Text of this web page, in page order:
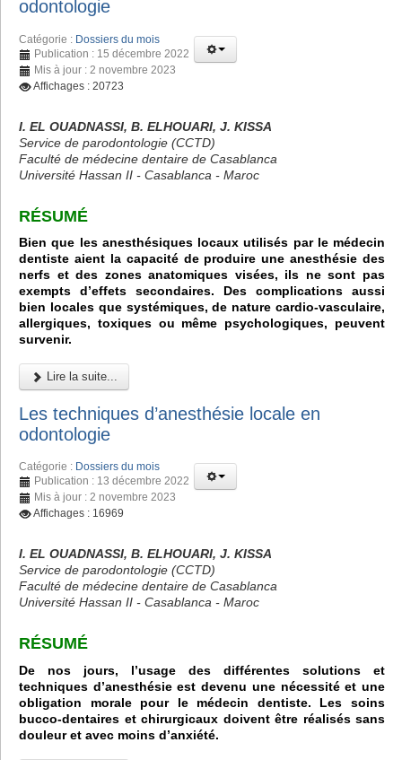
odontologie
Catégorie : Dossiers du mois
Publication : 15 décembre 2022
Mis à jour : 2 novembre 2023
Affichages : 20723
I. EL OUADNASSI, B. ELHOUARI, J. KISSA
Service de parodontologie (CCTD)
Faculté de médecine dentaire de Casablanca
Université Hassan II - Casablanca - Maroc
RÉSUMÉ
Bien que les anesthésiques locaux utilisés par le médecin
dentiste aient la capacité de produire une anesthésie des
nerfs et des zones anatomiques visées, ils ne sont pas
exempts d’effets secondaires. Des complications aussi
bien locales que systémiques, de nature cardio-vasculaire,
allergiques, toxiques ou même psychologiques, peuvent
survenir.
Lire la suite...
Les techniques d’anesthésie locale en
odontologie
Catégorie : Dossiers du mois
Publication : 13 décembre 2022
Mis à jour : 2 novembre 2023
Affichages : 16969
I. EL OUADNASSI, B. ELHOUARI, J. KISSA
Service de parodontologie (CCTD)
Faculté de médecine dentaire de Casablanca
Université Hassan II - Casablanca - Maroc
RÉSUMÉ
De nos jours, l’usage des différentes solutions et
techniques d’anesthésie est devenu une nécessité et une
obligation morale pour le médecin dentiste. Les soins
bucco-dentaires et chirurgicaux doivent être réalisés sans
douleur et avec moins d’anxiété.